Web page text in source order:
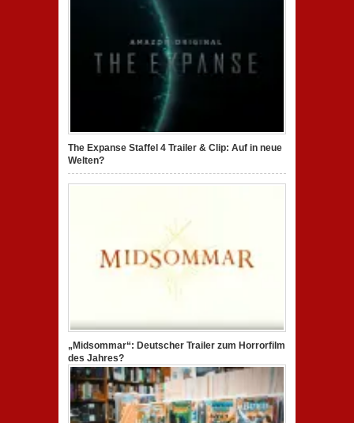
The Expanse Staffel 4 Trailer & Clip: Auf in neue
Welten?
„Midsommar“: Deutscher Trailer zum Horrorfilm
des Jahres?